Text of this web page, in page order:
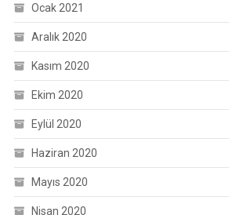
Ocak 2021
Aralık 2020
Kasım 2020
Ekim 2020
Eylül 2020
Haziran 2020
Mayıs 2020
Nisan 2020